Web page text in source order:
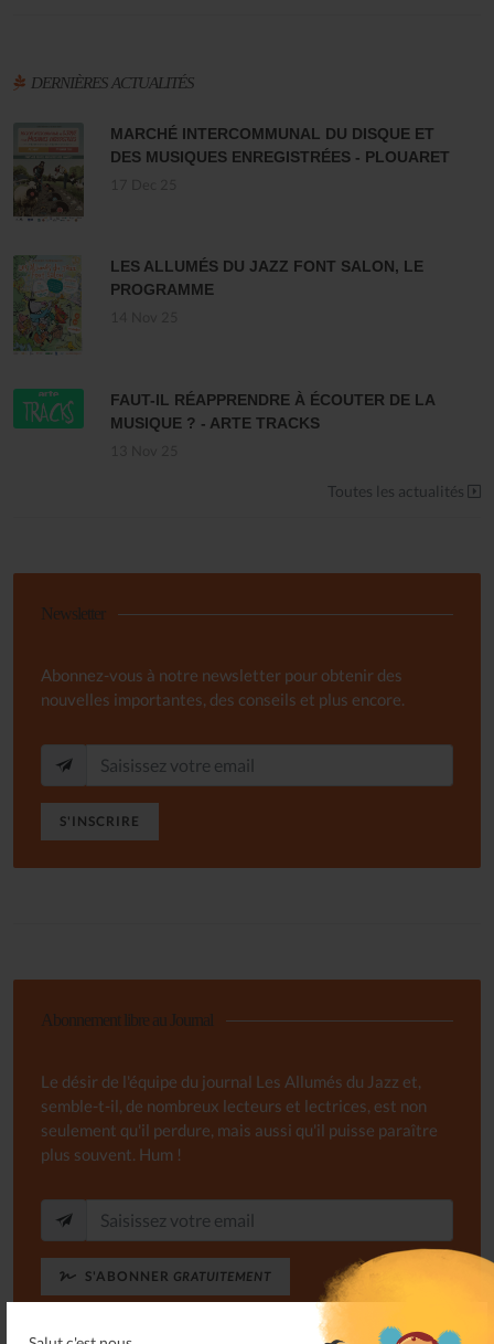
DERNIÈRES ACTUALITÉS
MARCHÉ INTERCOMMUNAL DU DISQUE ET
DES MUSIQUES ENREGISTRÉES - PLOUARET
LES ALLUMÉS DU JAZZ FONT SALON, LE
PROGRAMME
FAUT-IL RÉAPPRENDRE À ÉCOUTER DE LA
MUSIQUE ? - ARTE TRACKS
Toutes les actualités
Newsletter
Abonnez-vous à notre newsletter pour obtenir des
nouvelles importantes, des conseils et plus encore.
S'INSCRIRE
Abonnement libre au Journal
Le désir de l'équipe du journal Les Allumés du Jazz et,
semble-t-il, de nombreux lecteurs et lectrices, est non
seulement qu'il perdure, mais aussi qu'il puisse paraître
plus souvent. Hum !
S'ABONNER GRATUITEMENT